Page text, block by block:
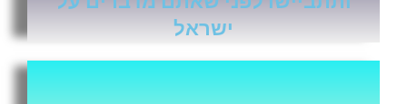
ישראל